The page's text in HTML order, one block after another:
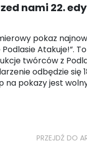
nami 22.
pokaz
Atakuje!”. To
twórców z
odbędzie się
na pokazy jest
PRZEJDŹ DO